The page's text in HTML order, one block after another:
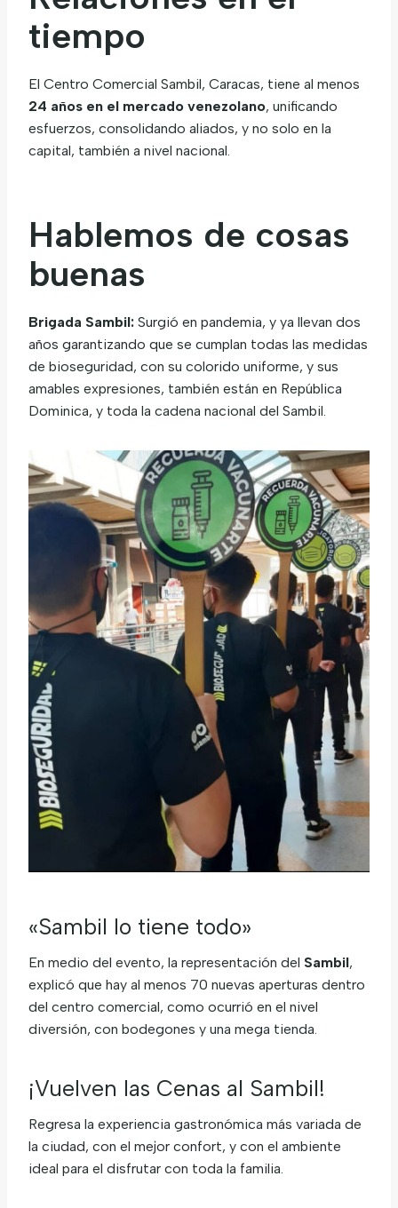
tiempo
El Centro Comercial Sambil, Caracas, tiene al menos
24 años en el mercado venezolano, unificando
esfuerzos, consolidando aliados, y no solo en la
capital, también a nivel nacional.
Hablemos de cosas
buenas
Brigada Sambil: Surgió en pandemia, y ya llevan dos
años garantizando que se cumplan todas las medidas
de bioseguridad, con su colorido uniforme, y sus
amables expresiones, también están en República
Dominica, y toda la cadena nacional del Sambil.
«Sambil lo tiene todo»
En medio del evento, la representación del Sambil,
explicó que hay al menos 70 nuevas aperturas dentro
del centro comercial, como ocurrió en el nivel
diversión, con bodegones y una mega tienda.
¡Vuelven las Cenas al Sambil!
Regresa la experiencia gastronómica más variada de
la ciudad, con el mejor confort, y con el ambiente
ideal para el disfrutar con toda la familia.